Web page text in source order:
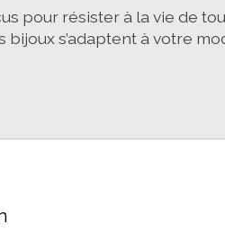
résister à la vie de
bijoux s’adaptent à votre